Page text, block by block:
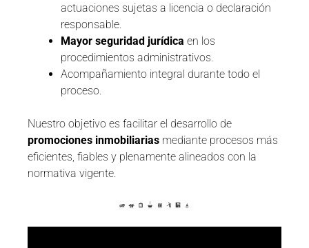
actuaciones sujetas a licencia o declaración
responsable.
Mayor seguridad jurídica en los
procedimientos administrativos.
Acompañamiento integral durante todo el
proceso.
Nuestro objetivo es facilitar el desarrollo de
promociones inmobiliarias mediante procesos más
eficientes, fiables y plenamente alineados con la
normativa vigente.